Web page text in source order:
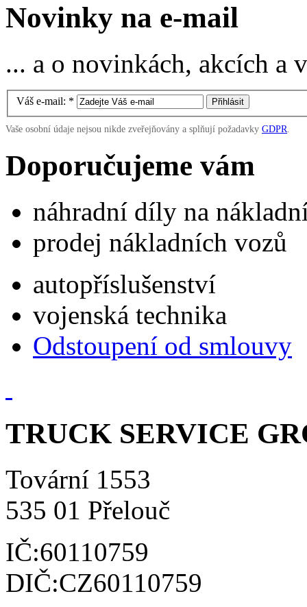
Novinky na e-mail
... a o novinkách, akcích
Váš e-mail: *
Vaše osobní údaje nejsou nikde zveřejňovány a splňují požadavky GDPR.
Doporučujeme vám
náhradní díly na
prodej nákladních vozů
autopříslušenství
vojenská technika
Odstoupení od smlouvy
TRUCK SERVICE
Tovární 1553
535 01 Přelouč
IČ:60110759
DIČ:CZ60110759